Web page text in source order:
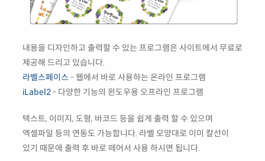
내용을 디자인하고 출력할 수 있는 프로그램은 사이트에서 무료로
제공해 드리고 있습니다.
라벨스페이스 - 웹에서 바로 사용하는 온라인 프로그램
iLabel2- 다양한 기능의 윈도우용 오프라인 프로그램
텍스트, 이미지, 도형, 바코드 등을 쉽게 출력 할 수 있으며
엑셀파일 등의 연동도 가능합니다. 라벨 모양대로 이미 칼선이
있기 때문에 출력 후 바로 떼어서 사용 하시면 됩니다.